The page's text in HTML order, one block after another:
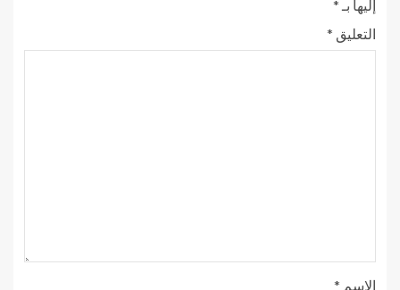
إليها بـ *
التعليق *
الاسم *